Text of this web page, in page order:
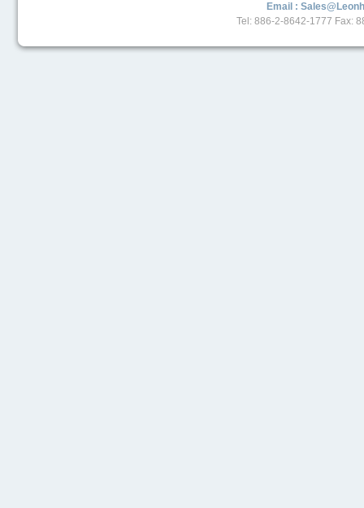
Email :
Tel: 886-2-8642-1777 Fax: